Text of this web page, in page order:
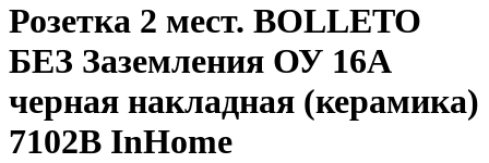
Розетка 2 мест. BOLLETO
БЕЗ Заземления ОУ 16А
черная накладная (керамика)
7102B InHome